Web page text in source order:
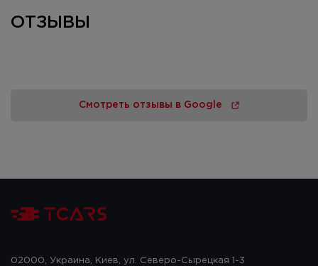
ОТЗЫВЫ
Смотреть отзывы в Google
02000, Украина, Киев, ул. Северо-Сырецкая 1-3